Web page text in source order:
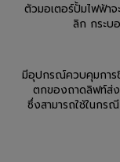
ตัวมอเตอร์ปั้มไฟฟ้าจ
ลิก กระบ
มีอุปกรณ์ควบคุมการ
ตกของถาดลิฟท์ส่
ซึ่งสามารถใช้ในกรณี